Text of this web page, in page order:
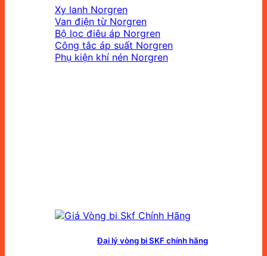
Xy lanh Norgren
Van điện từ Norgren
Bộ lọc điêu áp Norgren
Công tắc áp suất Norgren
Phụ kiện khí nén Norgren
Đại lý vòng bi SKF chính hãng